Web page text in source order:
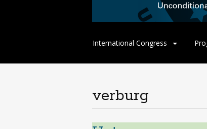
Spring
de
International Congress
verburg